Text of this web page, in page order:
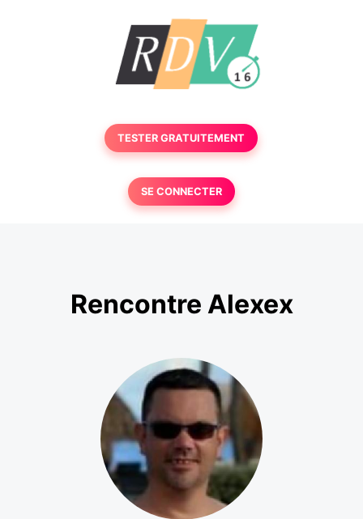
TESTER GRATUITEMENT
SE CONNECTER
Rencontre Alexex